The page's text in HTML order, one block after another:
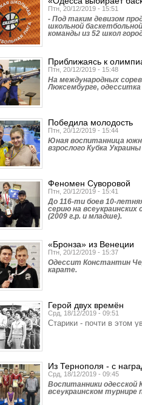
Птн, 20/12/2019 - 15:51
- Под таким девизом
школьной
команды из 52 школ
Приближаясь к
Птн, 20/12/2019 - 15:48
На международных
Люксембурге,
Победила молодость
Птн, 20/12/2019 - 15:44
Юная воспитанница
взрослого Кубка
Феномен Суворовой
Птн, 20/12/2019 - 15:41
До 116-ти боев 10-
серию на
(2009 г.р. и младше).
«Бронза» из Венеции
Птн, 20/12/2019 - 15:37
Одессит Константин
карате.
Герой двух времён
Срд, 18/12/2019 - 09:51
Старики - почти в этом
Из Тернополя - с
Срд, 18/12/2019 - 09:45
Воспитанники
всеукраинском турнире